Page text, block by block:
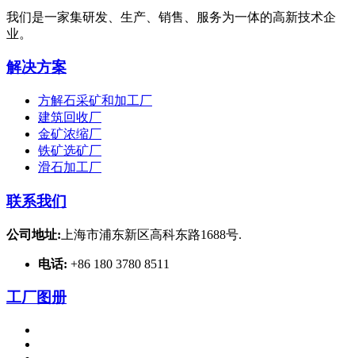
我们是一家集研发、生产、销售、服务为一体的高新技术企
业。
解决方案
方解石采矿和加工厂
建筑回收厂
金矿浓缩厂
铁矿选矿厂
滑石加工厂
联系我们
公司地址: 上海市浦东新区高科东路1688号.
电话: +86 180 3780 8511
工厂图册